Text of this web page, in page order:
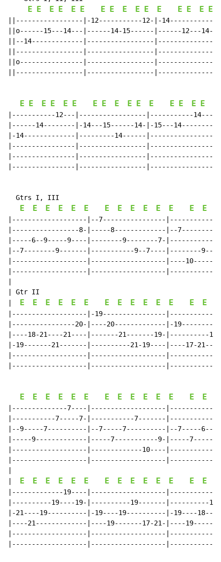
E E E E E E E E E E E E E E E E
||-----------------|-12-----------12-|-
||o------15---14---|------14-15------|------12---
||--14-------------|-----------------
||-----------------|-----------------
||o----------------|-----------------
||-----------------|-----------------
E E E E E E E E E E E E E E E E
|-----------12---|-----------------|-----------14---
|------14--------|-14---15------14-|-15---14--------
|-14-------------|---------14------|----------------
|----------------|-----------------|----------------
|----------------|-----------------|----------------
|----------------|-----------------|----------------
  Gtrs I, III
E E E E E E E E E E E E E E
|-------------------|--7----------------
|-----------------8-|-----8-------------|--
|-----6--9-----9----|--------9--------7-|-----------
|--7--------9-------|-----------9--7----|--------
|-------------------|-------------------|----
|-------------------|-------------------
| Gtr II
E E E E E E E E E E E E E E
|-------------------|-19----------------
|----------------20-|----20-------------|-
|----18-21----21----|-------21-------19-|----------
|-19-------21-------|----------21-19----|----17-
|-------------------|-------------------
|-------------------|-------------------
E E E E E E E E E E E E E E
|--------------7----|-------------------
|-----------7-----7-|-----------7-------|-------------
|--9-----7----------|--7-----7----------|--7-----6--
|-----9-------------|-----7-----------9-|-----
|-------------------|-------------10----
|-------------------|-------------------
E E E E E E E E E E E E E E
|-------------19----|-------------------|-------------
|----------19----19-|----------19-------|----------
|-21----19----------|-19----19----------|-19----
|----21-------------|----19-------17-21-|----
|-------------------|-------------------
|-------------------|-------------------